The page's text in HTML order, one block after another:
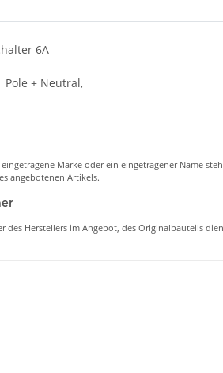
6A
Pole + Neutral,
Marke oder ein eingetragener Name
angebotenen Artikels.
des Herstellers im Angebot, des Originalbauteils